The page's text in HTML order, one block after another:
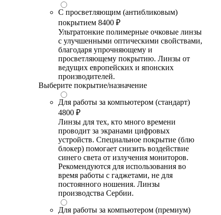
С просветляющим (антибликовым)
покрытием 8400 ₽
Ультратонкие полимерные очковые линзы
с улучшенными оптическими свойствами,
благодаря упрочняющему и
просветляющему покрытию. Линзы от
ведущих европейских и японских
производителей.
Выберите покрытие/назначение
Для работы за компьютером (стандарт)
4800 ₽
Линзы для тех, кто много времени
проводит за экранами цифровых
устройств. Специальное покрытие (блю
блокер) помогает снизить воздействие
синего света от излучения мониторов.
Рекомендуются для использования во
время работы с гаджетами, не для
постоянного ношения. Линзы
производства Сербии.
Для работы за компьютером (премиум)